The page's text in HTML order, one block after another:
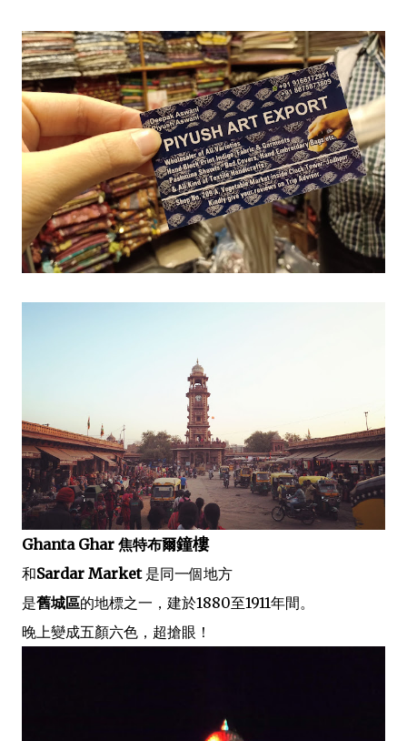
Ghanta Ghar 焦特布爾鐘樓
和Sardar Market 是同一個地方
是舊城區的地標之一，建於1880至1911年間。
晚上變成五顏六色，超搶眼！